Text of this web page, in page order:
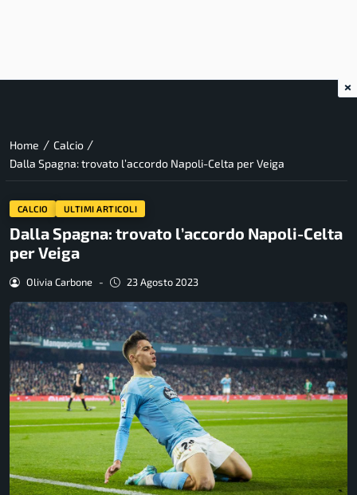
Home / Calcio /
Dalla Spagna: trovato l’accordo Napoli-Celta per Veiga
CALCIO ULTIMI ARTICOLI
Dalla Spagna: trovato l’accordo Napoli-Celta
per Veiga
Olivia Carbone - 23 Agosto 2023
×